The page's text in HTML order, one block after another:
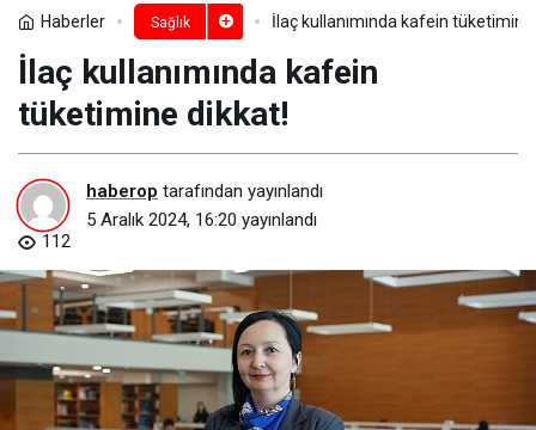
Haberler Sağlık İlaç kullanımında kafein
İlaç kullanımında kafein
tüketimine dikkat!
haberop tarafından yayınlandı
5 Aralık 2024, 16:20 yayınlandı
112